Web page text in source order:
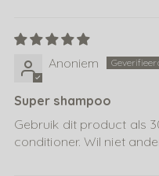
Anoniem
Super shampoo
Gebruik dit product als
conditioner. Wil niet